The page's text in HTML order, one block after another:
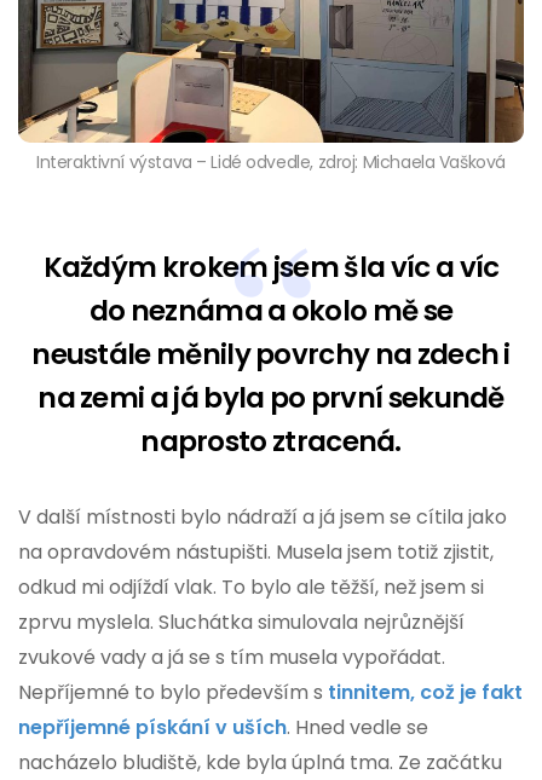
Interaktivní výstava – Lidé odvedle, zdroj: Michaela Vašková
Každým krokem jsem šla víc a víc
do neznáma a okolo mě se
neustále měnily povrchy na zdech i
na zemi a já byla po první sekundě
naprosto ztracená.
V další místnosti bylo nádraží a já jsem se cítila jako
na opravdovém nástupišti. Musela jsem totiž zjistit,
odkud mi odjíždí vlak. To bylo ale těžší, než jsem si
zprvu myslela. Sluchátka simulovala nejrůznější
zvukové vady a já se s tím musela vypořádat.
Nepříjemné to bylo především s tinnitem, což je fakt
nepříjemné pískání v uších. Hned vedle se
nacházelo bludiště, kde byla úplná tma. Ze začátku